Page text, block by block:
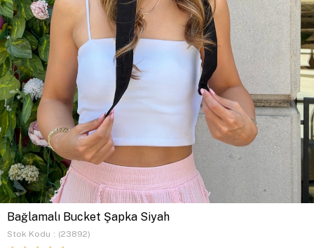
Bağlamalı Bucket Şapka Siyah
Stok Kodu (23892)